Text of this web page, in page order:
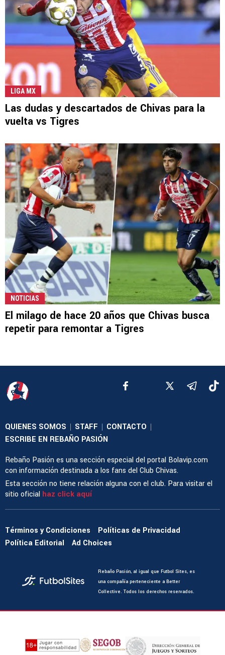
LIGA MX
Las dudas y descartados de Chivas para la
vuelta vs Tigres
NOTICIAS
El milago de hace 20 años que Chivas busca
repetir para remontar a Tigres
QUIENES SOMOS | STAFF | CONTACTO |
ESCRIBE EN REBAÑO PASIÓN
Rebaño Pasión es una sección especial del portal Bolavip.com
con información destinada a los fans del Club Chivas.
Esta sección no tiene relación alguna con el club. Para visitar el
sitio oficial haz click aquí
Términos y Condiciones
Políticas de Privacidad
Política Editorial
Ad Choices
Rebaño Pasión, al igual que Futbol Sites, es
una compañía perteneciente a Better
Collective. Todos los derechos reservados.